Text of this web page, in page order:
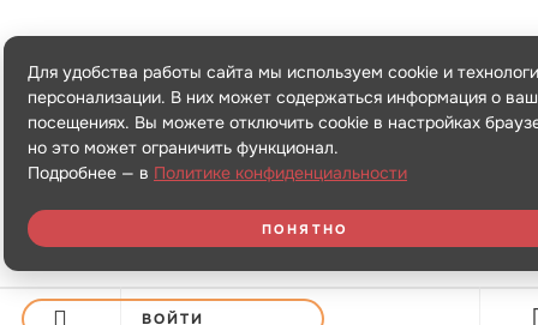
ВОЙТИ
Для удобства работы сайта мы используем cookie и
персонализации. В них может содержаться информация о
посещениях. Вы можете отключить cookie в настройках
но это может ограничить функционал.
Подробнее — в Политике конфиденциальности
ПОНЯТНО